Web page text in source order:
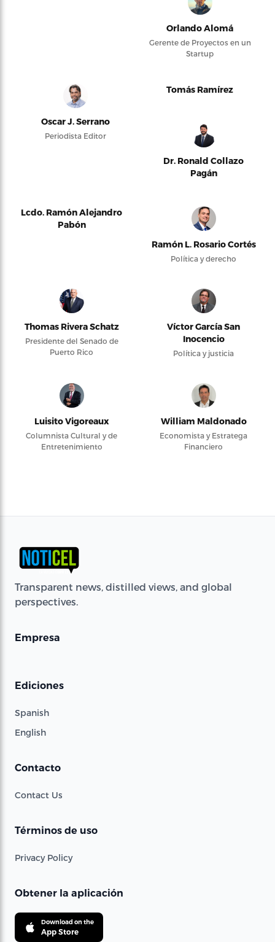
Orlando Alomá
Gerente de Proyectos en un
Startup
Oscar J. Serrano
Periodista Editor
Tomás Ramírez
Dr. Ronald Collazo
Pagán
Lcdo. Ramón Alejandro
Pabón
Ramón L. Rosario Cortés
Política y derecho
Thomas Rivera Schatz
Presidente del Senado de
Puerto Rico
Víctor García San
Inocencio
Política y justicia
Luisito Vigoreaux
Columnista Cultural y de
Entretenimiento
William Maldonado
Economista y Estratega
Financiero
Transparent news, distilled views, and global
perspectives.
Empresa
Ediciones
Spanish
English
Contacto
Contact Us
Términos de uso
Privacy Policy
Obtener la aplicación
Download on the
App Store